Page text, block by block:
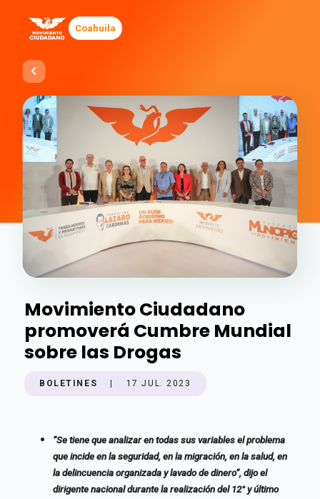
Coahuila
Movimiento Ciudadano
promoverá Cumbre Mundial
sobre las Drogas
BOLETINES 17 JUL. 2023
“Se tiene que analizar en todas sus variables el problema
que incide en la seguridad, en la migración, en la salud, en
la delincuencia organizada y lavado de dinero”, dijo el
dirigente nacional durante la realización del 12° y último